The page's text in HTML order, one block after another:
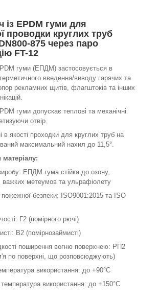
із EPDM гуми для
проводки круглих труб
875 через паро
FT-12
гуми (ЕПДМ) застосовується в
введення/виводу гарячих та
рекламних щитів, флагштоків та інших
гуми допускає теплові та механічні
отвір.
в якості проходки для круглих труб на
максимальний нахил до 11,5°.
матеріалу:
ЕПДМ гума стійка до озону,
важких метеумов та ульрафіолету
безпеки: ISO9001:2015 та ISO
Г2 (помірного рючі)
В2 (помірнозаймисті)
поширення вогню поверхнею: РП2
по поверхні, що розповсюджують)
використання: до +90°С
використання: до +150°С